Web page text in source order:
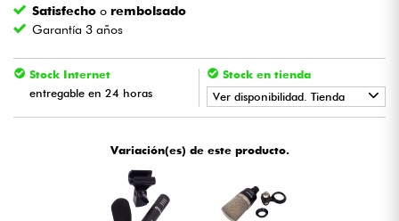
Vientos
Violines y cuarteto
Cables & Acces.
Satisfecho o rembolsado
Garantía 3 años
Stock Internet
entregable en 24 horas
Stock en tienda
Ver disponibilidad. Tienda
Star'S Music
Variación(es) de este producto.